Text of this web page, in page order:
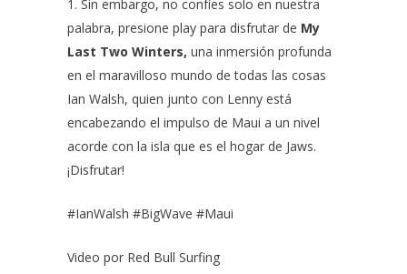
1. Sin embargo, no confíes solo en nuestra
palabra, presione play para disfrutar de My
Last Two Winters, una inmersión profunda
en el maravilloso mundo de todas las cosas
Ian Walsh, quien junto con Lenny está
encabezando el impulso de Maui a un nivel
acorde con la isla que es el hogar de Jaws.
¡Disfrutar!
#IanWalsh #BigWave #Maui
Video por Red Bull Surfing